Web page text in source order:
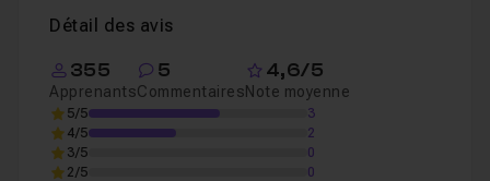
Leçon 3 3 - La croix centrale 10m
Détail des avis
355
Apprenants
5
Commentaires
4,6/5
Note moyenne
5/5
3
4/5
2
3/5
0
2/5
0